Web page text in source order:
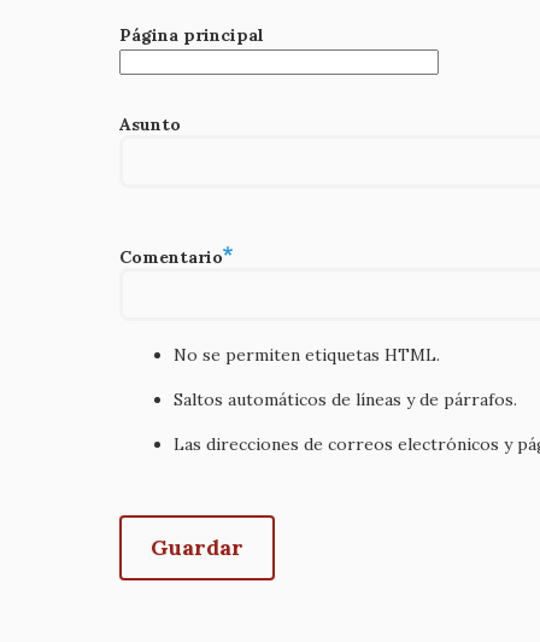
Página principal
Asunto
Comentario
No se permiten etiquetas HTML.
Saltos automáticos de líneas y de párrafos.
Las direcciones de correos electrónicos y